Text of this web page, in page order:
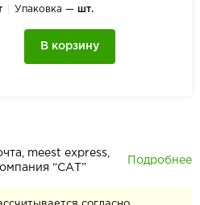
Упаковка — шт.
В корзину
meest express,
“САТ”
Подробнее